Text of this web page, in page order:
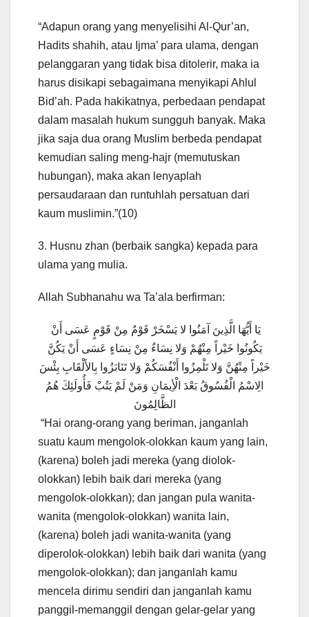
“Adapun orang yang menyelisihi Al-Qur’an,
Hadits shahih, atau Ijma’ para ulama, dengan
pelanggaran yang tidak bisa ditolerir, maka ia
harus disikapi sebagaimana menyikapi Ahlul
Bid’ah. Pada hakikatnya, perbedaan pendapat
dalam masalah hukum sungguh banyak. Maka
jika saja dua orang Muslim berbeda pendapat
kemudian saling meng-hajr (memutuskan
hubungan), maka akan lenyaplah
persaudaraan dan runtuhlah persatuan dari
kaum muslimin.”(10)
3. Husnu zhan (berbaik sangka) kepada para
ulama yang mulia.
Allah Subhanahu wa Ta’ala berfirman:
يَكُونُوا خَيْراً مِنْهُمْ وَلا نِسَاءٌ مِنْ نِسَاءٍ عَسَى أَنْ يَكُنَّ
خَيْراً مِنْهُنَّ وَلا تَلْمِزُوا أَنْفُسَكُمْ وَلا تَنَابَزُوا بِالأَلْقَابِ بِئْسَ
الِاسْمُ الْفُسُوقُ بَعْدَ الْأِيمَانِ وَمَنْ لَمْ يَتُبْ فَأُولَئِكَ هُمُ
الظَّالِمُونَ
“Hai orang-orang yang beriman, janganlah
suatu kaum mengolok-olokkan kaum yang lain,
(karena) boleh jadi mereka (yang diolok-
olokkan) lebih baik dari mereka (yang
mengolok-olokkan); dan jangan pula wanita-
wanita (mengolok-olokkan) wanita lain,
(karena) boleh jadi wanita-wanita (yang
diperolok-olokkan) lebih baik dari wanita (yang
mengolok-olokkan); dan janganlah kamu
mencela dirimu sendiri dan janganlah kamu
panggil-memanggil dengan gelar-gelar yang